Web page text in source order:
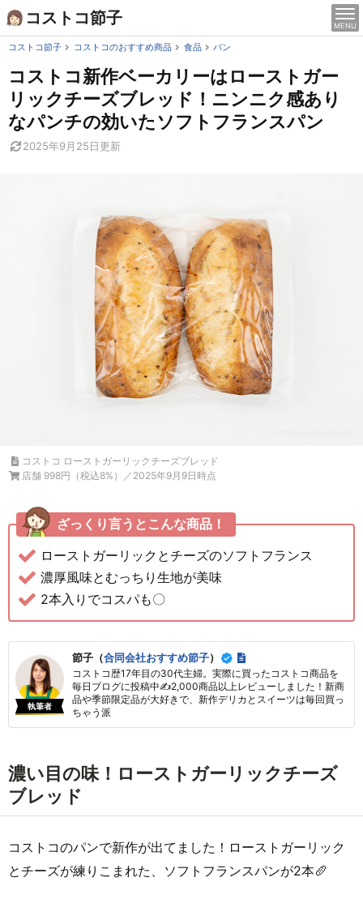
Skip
to
content
コストコ節子 MENU
コストコ節子 コストコのおすすめ商品 食品 パン
コストコ新作ベーカリーはローストガー
リックチーズブレッド！ニンニク感あり
なパンチの効いたソフトフランスパン
2025年9月25日更新
コストコ ローストガーリックチーズブレッド
店舗 998円（税込8%）／2025年9月9日時点
ざっくり言うとこんな商品！
ローストガーリックとチーズのソフトフランス
濃厚風味とむっちり生地が美味
2本入りでコスパも〇
執筆者
節子（合同会社おすすめ節子）
コストコ歴17年目の30代主婦。実際に買ったコストコ商品を
毎日ブログに投稿中✍2,000商品以上レビューしました！新商
品や季節限定品が大好きで、新作デリカとスイーツは毎回買っ
ちゃう派
濃い目の味！ローストガーリックチーズ
ブレッド
コストコのパンで新作が出てました！ローストガーリック
とチーズが練りこまれた、ソフトフランスパンが2本🥖